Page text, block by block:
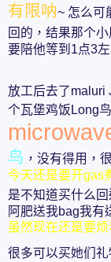
有限呐~ 怎么可
回的，结果那个小
要陪他等到1点3
放工后去了maluri
个瓦堡鸡饭Long
鸟 ，没有得用，
今天还是要开gas
是不知道买什么回
阿肥送我bag我有
虽然现在还是要
很多可以买她们